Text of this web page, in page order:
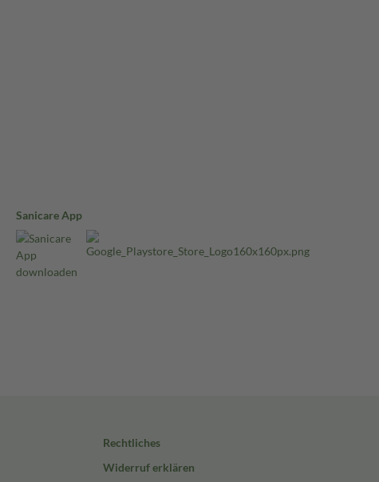
Sanicare App
Rechtliches
Widerruf erklären